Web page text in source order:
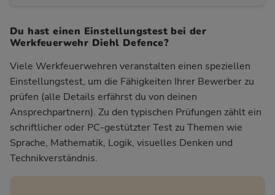
Du hast einen Einstellungstest bei der
Werkfeuerwehr Diehl Defence?
Viele Werkfeuerwehren veranstalten einen speziellen
Einstellungstest, um die Fähigkeiten Ihrer Bewerber zu
prüfen (alle Details erfährst du von deinen
Ansprechpartnern). Zu den typischen Prüfungen zählt ein
schriftlicher oder PC-gestützter Test zu Themen wie
Sprache, Mathematik, Logik, visuelles Denken und
Technikverständnis.